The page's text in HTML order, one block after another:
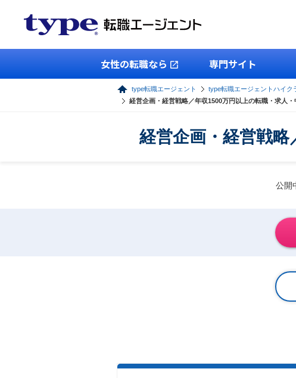
女性の転職なら 専門サイト
type転職エージェント type転職エージェントハイク
経営企画・経営戦略／年収1500万円以上の転職・求人
経営企画・経営戦
公開